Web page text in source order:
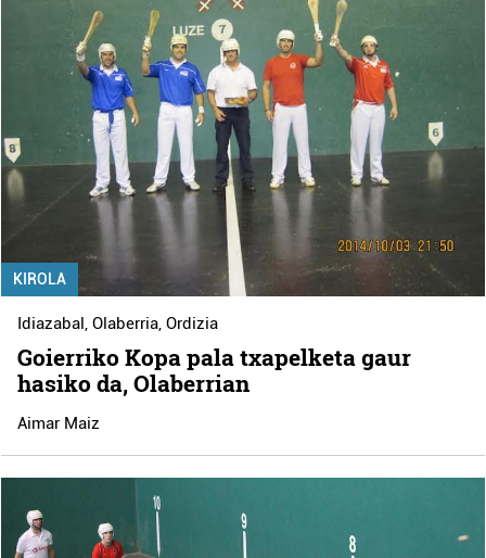
KIROLA
Idiazabal,Olaberria,Ordizia
Goierriko Kopa pala txapelketa gaur
hasiko da, Olaberrian
Aimar Maiz